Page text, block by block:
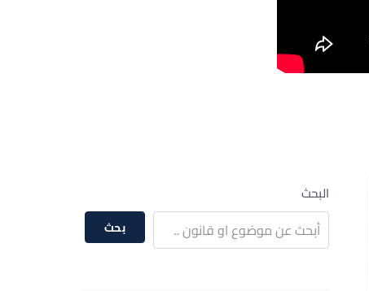
البحث
بحث